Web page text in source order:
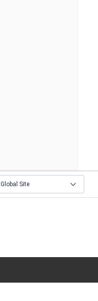
Global Site